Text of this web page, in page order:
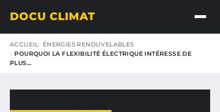
DOCU CLIMAT
ACCUEIL
ÉNERGIES RENOUVELABLES
POURQUOI LA FLEXIBILITÉ ÉLECTRIQUE INTÉRESSE DE
PLUS…